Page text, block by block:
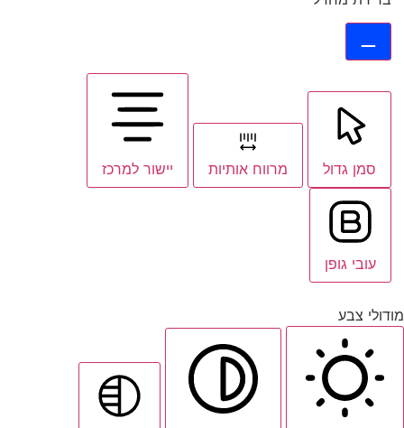
סמן גדול מרווח אותיות יישור למרכז
עובי גופן
מודולי צבע